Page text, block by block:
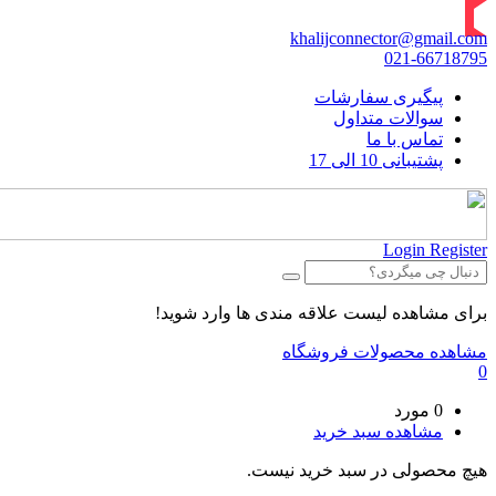
khalijconnector@gmail.com
021-66718795
پیگیری سفارشات
سوالات متداول
تماس با ما
پشتیبانی 10 الی 17
Login Register
برای مشاهده لیست علاقه مندی ها وارد شوید!
مشاهده محصولات فروشگاه
0
0 مورد
مشاهده سبد خرید
هیچ محصولی در سبد خرید نیست.